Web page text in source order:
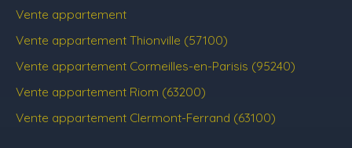
Vente appartement
Vente appartement Thionville (57100)
Vente appartement Cormeilles-en-Parisis (95240)
Vente appartement Riom (63200)
Vente appartement Clermont-Ferrand (63100)